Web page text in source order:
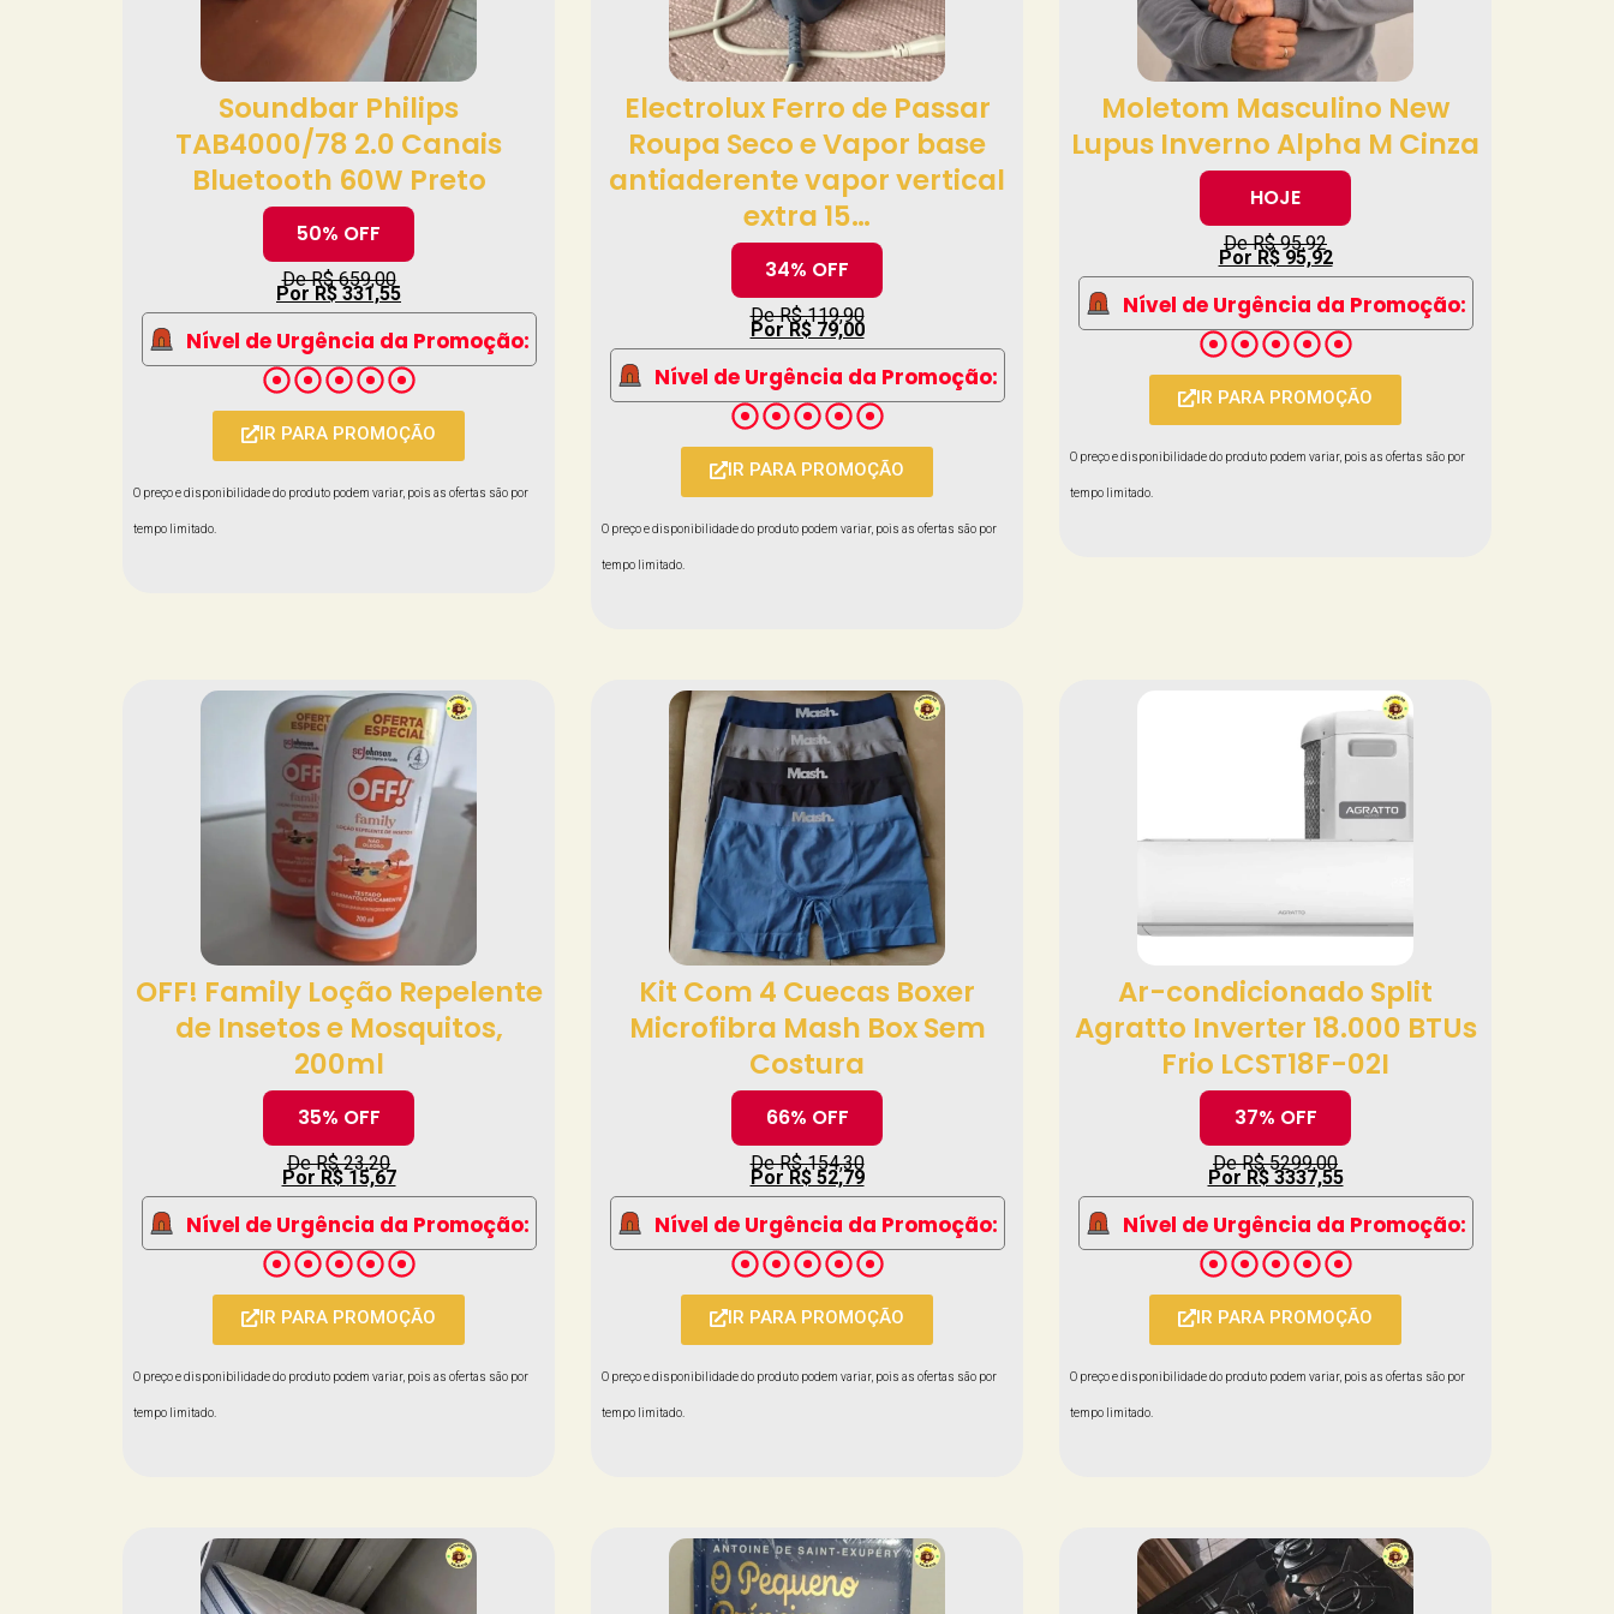
Soundbar Philips
TAB4000/78 2.0 Canais
Bluetooth 60W Preto
50% OFF
De R$ 659,00
Por R$ 331,55
Nível de Urgência da Promoção:
IR PARA PROMOÇÃO
O preço e disponibilidade do produto podem variar, pois as ofertas são por
tempo limitado.
Electrolux Ferro de Passar
Roupa Seco e Vapor base
antiaderente vapor vertical
extra 15…
34% OFF
De R$ 119,90
Por R$ 79,00
Nível de Urgência da Promoção:
IR PARA PROMOÇÃO
O preço e disponibilidade do produto podem variar, pois as ofertas são por
tempo limitado.
Moletom Masculino New
Lupus Inverno Alpha M Cinza
HOJE
De R$ 95,92
Por R$ 95,92
Nível de Urgência da Promoção:
IR PARA PROMOÇÃO
O preço e disponibilidade do produto podem variar, pois as ofertas são por
tempo limitado.
OFF! Family Loção Repelente
de Insetos e Mosquitos,
200ml
35% OFF
De R$ 23,20
Por R$ 15,67
Nível de Urgência da Promoção:
IR PARA PROMOÇÃO
O preço e disponibilidade do produto podem variar, pois as ofertas são por
tempo limitado.
Kit Com 4 Cuecas Boxer
Microfibra Mash Box Sem
Costura
66% OFF
De R$ 154,30
Por R$ 52,79
Nível de Urgência da Promoção:
IR PARA PROMOÇÃO
O preço e disponibilidade do produto podem variar, pois as ofertas são por
tempo limitado.
Ar-condicionado Split
Agratto Inverter 18.000 BTUs
Frio LCST18F-02I
37% OFF
De R$ 5299,00
Por R$ 3337,55
Nível de Urgência da Promoção:
IR PARA PROMOÇÃO
O preço e disponibilidade do produto podem variar, pois as ofertas são por
tempo limitado.